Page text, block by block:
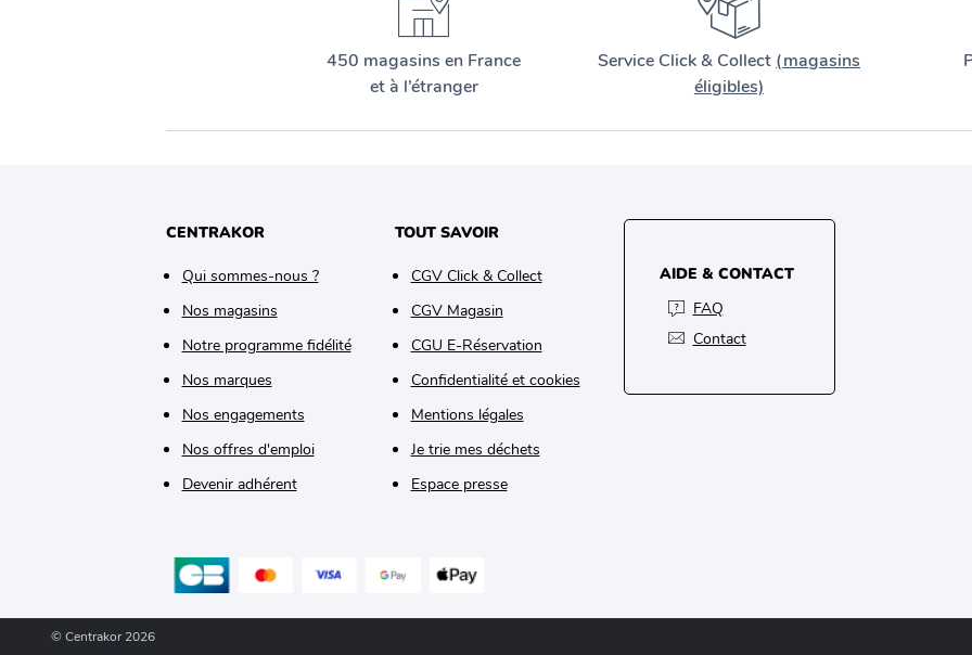
450 magasins en France
et à l’étranger
Service Click & Collect (magasins
éligibles)
CENTRAKOR
Qui sommes-nous ?
Nos magasins
Notre programme fidélité
Nos marques
Nos engagements
Nos offres d'emploi
Devenir adhérent
TOUT SAVOIR
CGV Click & Collect
CGV Magasin
CGU E-Réservation
Confidentialité et cookies
Mentions légales
Je trie mes déchets
Espace presse
AIDE & CONTACT
FAQ
Contact
© Centrakor 2026